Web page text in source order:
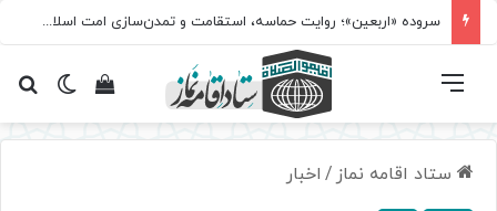
سروده‌ «اربعین»؛ روایت حماسه، استقامت و تمدن‌سازی امت اسلامی
تغییرمشاهده فهرست
ستاد اقامه نماز / اخبار